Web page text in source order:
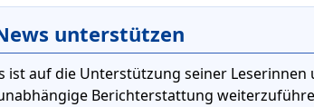
unterstützen
ist auf die Unterstützung seiner Leserinnen
Berichterstattung